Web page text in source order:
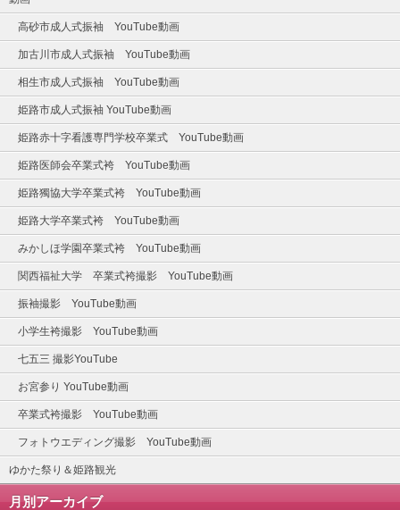
高砂市成人式振袖 YouTube動画
加古川市成人式振袖 YouTube動画
相生市成人式振袖 YouTube動画
姫路市成人式振袖 YouTube動画
姫路赤十字看護専門学校卒業式 YouTube動画
姫路医師会卒業式袴 YouTube動画
姫路獨協大学卒業式袴 YouTube動画
姫路大学卒業式袴 YouTube動画
みかしほ学園卒業式袴 YouTube動画
関西福祉大学 卒業式袴撮影 YouTube動画
振袖撮影 YouTube動画
小学生袴撮影 YouTube動画
七五三 撮影YouTube
お宮参り YouTube動画
卒業式袴撮影 YouTube動画
フォトウエディング撮影 YouTube動画
ゆかた祭り＆姫路観光
月別アーカイブ